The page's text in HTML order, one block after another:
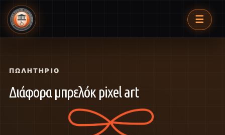
☰
ΠΩΛΗΤΉΡΙΟ
Διάφορα μπρελόκ pixel art